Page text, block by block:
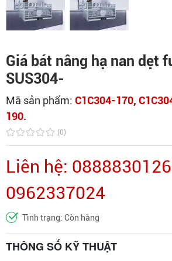
Giá bát nâng hạ nan dẹt
SUS304-
Mã sản phẩm: C1C304-170,
190.
(0)
Liên hệ:
0962337024
Tình trạng: Còn hàng
THÔNG SỐ KỸ THUẬT